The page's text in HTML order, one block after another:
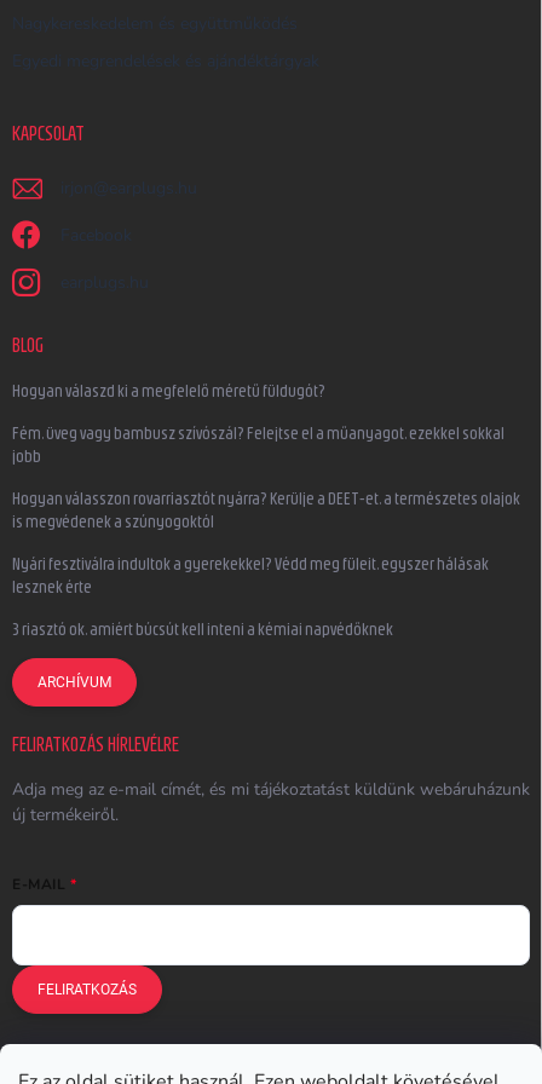
Nagykereskedelem és együttműködés
Egyedi megrendelések és ajándéktárgyak
KAPCSOLAT
irjon @ earplugs.hu
Facebook
earplugs.hu
BLOG
Hogyan válaszd ki a megfelelő méretű füldugót?
Fém, üveg vagy bambusz szívószál? Felejtse el a műanyagot, ezekkel sokkal
jobb
Hogyan válasszon rovarriasztót nyárra? Kerülje a DEET-et, a természetes olajok
is megvédenek a szúnyogoktól
Nyári fesztiválra indultok a gyerekekkel? Védd meg füleit, egyszer hálásak
lesznek érte
3 riasztó ok, amiért búcsút kell inteni a kémiai napvédőknek
ARCHÍVUM
FELIRATKOZÁS HÍRLEVÉLRE
Adja meg az e-mail címét, és mi tájékoztatást küldünk webáruházunk
új termékeiről.
E-MAIL
FELIRATKOZÁS